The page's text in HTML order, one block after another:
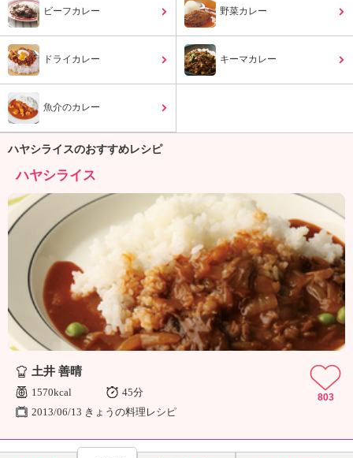
エ
ケ
ョ
ん
の
き
ょ
う
の
料
理
」
ビーフカレー 野菜カレー
ドライカレー キーマカレー
魚介のカレー
ハヤシライスのおすすめレシピ
ハヤシライス
土井 善晴
1570kcal
45分
2013/06/13 きょうの料理レシピ
803